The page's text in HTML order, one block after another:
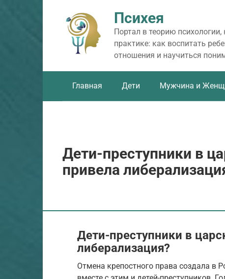
Психея
Портал в теорию
практике: как воспитать
отношения и научиться
Главная Дети Мужчина и
Дети-преступники в
привела
Дети-преступники в
либерализация?
Отмена крепостного права создала в